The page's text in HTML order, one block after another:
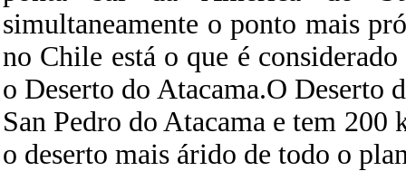
simultaneamente o ponto mais
no Chile está o que é
o Deserto do Atacama.O Deserto
San Pedro do Atacama e tem 200
o deserto mais árido de todo o